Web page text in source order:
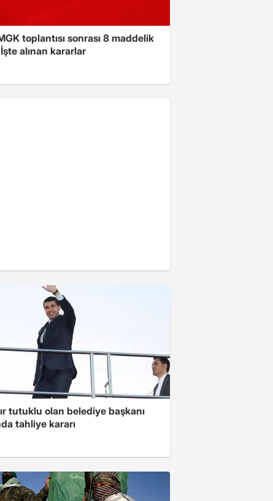
toplantısı sonrası 8 maddelik
alınan kararlar
tutuklu olan belediye başkanı
tahliye kararı